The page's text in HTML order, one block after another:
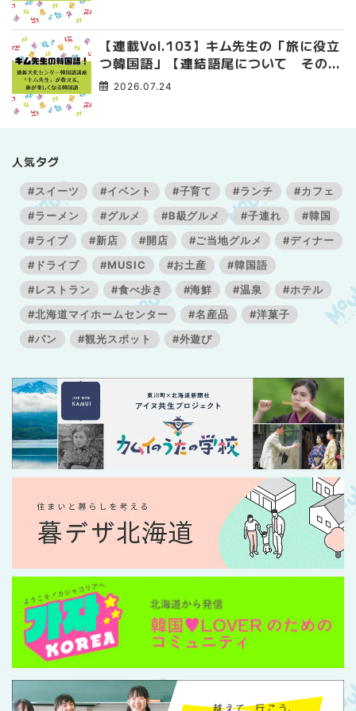
【連載Vol.103】キム先生の「旅に役立
つ韓国語」【連結語尾について その
3】2026.07.24
人気タグ
#スイーツ #イベント #子育て #ランチ
#カフェ
#ラーメン
#グルメ #B級グルメ #子連れ
#韓国
#ライブ
#新店 #開店 #ご当地グルメ
#ディナー
#ドライブ
#MUSIC #お土産
#韓国語
#レストラン
#食べ歩き #海鮮 #温泉
#ホテル
#北海道マイホームセンター
#名産品
#洋菓子
#パン
#観光スポット #外遊び